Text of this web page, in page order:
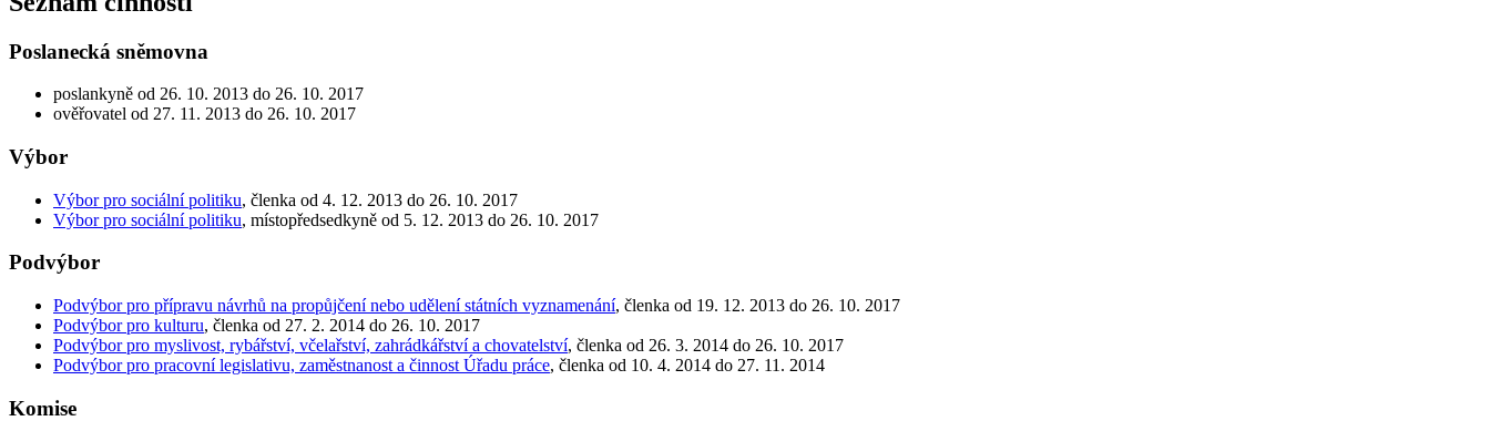
Poslanecká sněmovna
poslankyně od 26. 10. 2013 do 26. 10. 2017
ověřovatel od 27. 11. 2013 do 26. 10. 2017
Výbor
Výbor pro sociální politiku, členka od 4. 12. 2013 do 26. 10. 2017
Výbor pro sociální politiku, místopředsedkyně od 5. 12. 2013 do 26. 10. 2017
Podvýbor
Podvýbor pro přípravu návrhů na propůjčení nebo udělení státních vyznamenání, členka od 19. 12. 2013 do 26. 10. 2017
Podvýbor pro kulturu, členka od 27. 2. 2014 do 26. 10. 2017
Podvýbor pro myslivost, rybářství, včelařství, zahrádkářství a chovatelství, členka od 26. 3. 2014 do 26. 10. 2017
Podvýbor pro pracovní legislativu, zaměstnanost a činnost Úřadu práce, členka od 10. 4. 2014 do 27. 11. 2014
Komise